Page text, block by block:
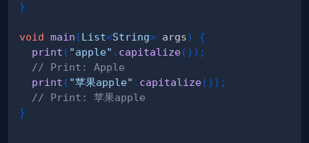
}
void main (List<String> args)
{
print ( "apple" . capitalize( ) ) ;
// Print: Apple
print ( "苹果apple" . capitalize( ) ) ;
// Print: 苹果apple
}